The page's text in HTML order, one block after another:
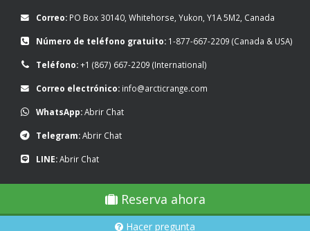
Reserva ahora
Hacer pregunta
Correo: PO Box 30140, Whitehorse, Yukon, Y1A 5M2, Canada
Número de teléfono gratuito: 1-877-667-2209 (Canada & USA)
Teléfono:+1 (867) 667-2209 (International)
Correo electrónico: info@arcticrange.com
WhatsApp:Abrir Chat
Telegram:Abrir Chat
LINE:Abrir Chat